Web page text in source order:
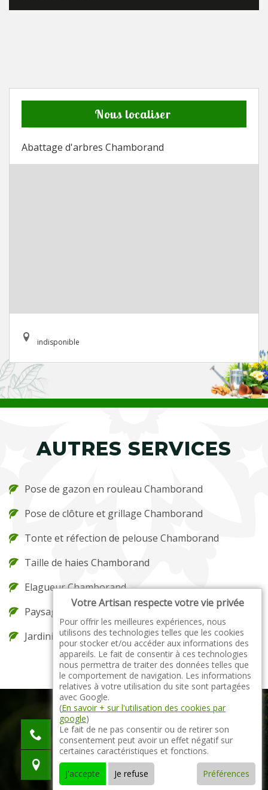
Nous localiser
Abattage d'arbres Chamborand
indisponible
AUTRES SERVICES
Pose de gazon en rouleau Chamborand
Pose de clôture et grillage Chamborand
Tonte et réfection de pelouse Chamborand
Taille de haies Chamborand
Elagueur Chamborand
Paysagiste Chamborand
Jardinier Chamborand
indisponible
indisponible
indisponible
Votre Artisan respecte votre vie privée
Pour offrir les meilleures expériences, nous
utilisons des technologies telles que les cookies
pour stocker et/ou accéder aux informations des
appareils. Le fait de consentir à ces technologies
nous permettra de traiter des données telles que
le comportement de navigation. Les informations
relatives à votre utilisation du site sont partagées
avec Google.
(En savoir + sur l'utilisation des cookies par
google)
Le fait de ne pas consentir ou de retirer son
consentement peut avoir un effet négatif sur
certaines caractéristiques et fonctions.
J'accepte
Je refuse Préférences